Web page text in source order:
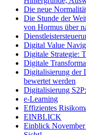
Die neue
Die Stunde der
von Hormus über
Digital Value
Digitale Strategie:
Digitale
Digitalisierung der
bewertet werden
Digitalisierung
e-Learning
Effizientes
EINBLICK
Einblick November